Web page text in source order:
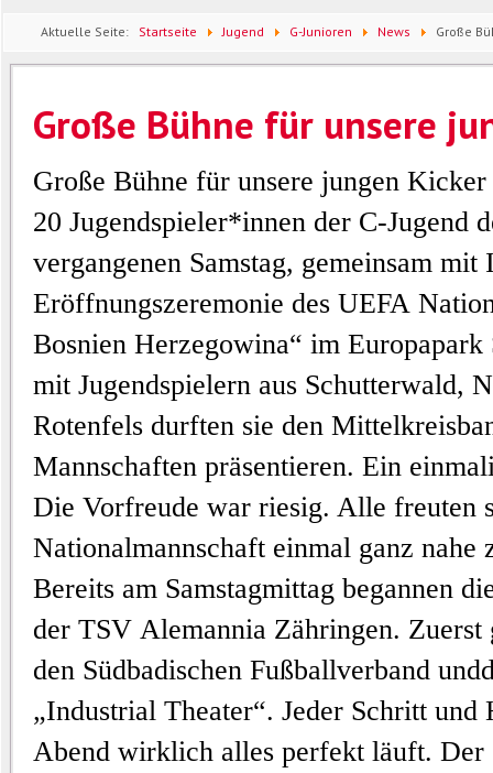
Aktuelle Seite: Startseite Jugend G-Junioren News Große
Große Bühne für unsere
Große Bühne für unsere jungen
20 Jugendspieler*innen der C-Jugend
vergangenen Samstag, gemeinsam mit
Eröffnungszeremonie des UEFA
Bosnien Herzegowina“ im
mit Jugendspielern aus Schutterwald,
Rotenfels durften sie den
Mannschaften präsentieren. Ein
Die Vorfreude war riesig. Alle freuten
Nationalmannschaft einmal ganz nahe
Bereits am Samstagmittag begannen
derTSV Alemannia Zähringen. Zuerst
den Südbadischen Fußballverband und
„Industrial Theater“. Jeder Schritt
Abendwirklich alles perfekt läuft. Der